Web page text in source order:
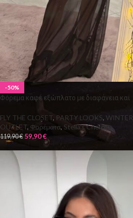
-50%
Φόρεμα καφέ εξώπλατο με διαφάνεια και
FLY THE CLOSET, PARTY LOOKS, WINTER
OUTLET, Φορέματα, Stella's Choices
119,90€ 59,90€